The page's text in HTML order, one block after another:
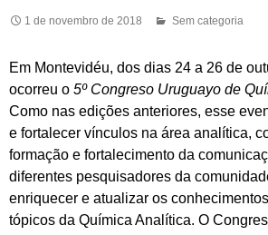
1 de novembro de 2018 Sem categoria
Em Montevidéu, dos dias 24 a 26 de
ocorreu o 5º Congreso Uruguayo de
Como nas edições anteriores, esse
e fortalecer vínculos na área analítica,
formação e fortalecimento da
diferentes pesquisadores da
enriquecer e atualizar os
tópicos da Química Analítica. O